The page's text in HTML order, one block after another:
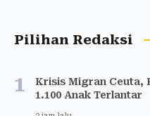
Pilihan Redaksi
1
Krisis Migran Ceuta,
1.100 Anak Terlantar